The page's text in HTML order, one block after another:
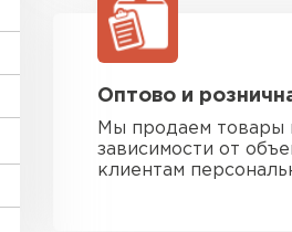
Оптово и
Мы продаем товары
зависимости от
клиентам